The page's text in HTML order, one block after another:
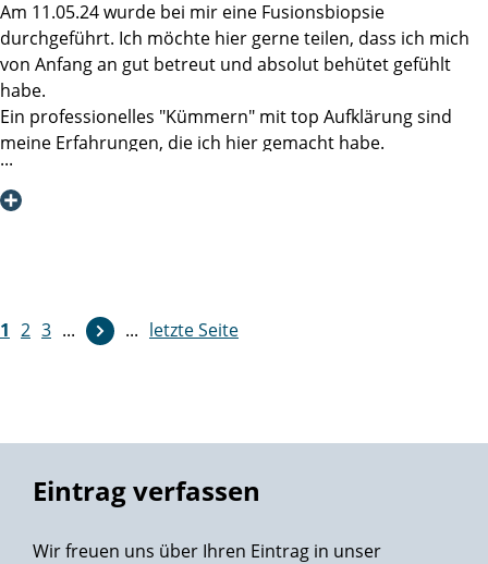
Martini-Klinik aus meinen Erfahrungen die beste Wahl. Das
werde ich allen aus meinem Bekanntenkreis, die sich mit
dem Thema beschäftigen (müssen) auch so vermitteln, ob
sie es nun hören wollen oder nicht.
Herzlichst
Manfred K
Am 11.05.24 wurde bei mir eine Fusionsbiopsie
durchgeführt. Ich möchte hier gerne teilen, dass ich mich
von Anfang an gut betreut und absolut behütet gefühlt
habe.
Ein professionelles "Kümmern" mit top Aufklärung sind
meine Erfahrungen, die ich hier gemacht habe.
Danke an Frau Dr. Linse und Frau Daumen!
1 2 3 ... ... letzte Seite
Eintrag verfassen
Wir freuen uns über Ihren Eintrag in unser